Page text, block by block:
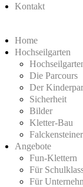
Kontakt
Home
Hochseilgarten
Die Parcours
Der
Sicherheit
Bilder
Kletter-Bau
Angebote
Fun-Klettern
Für
Für